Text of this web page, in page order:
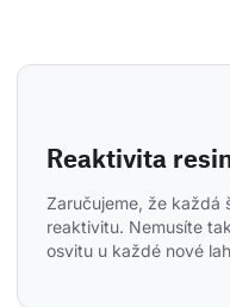
Reaktivita
Zaručujeme, že každá
reaktivitu. Nemusíte
osvitu u každé nové